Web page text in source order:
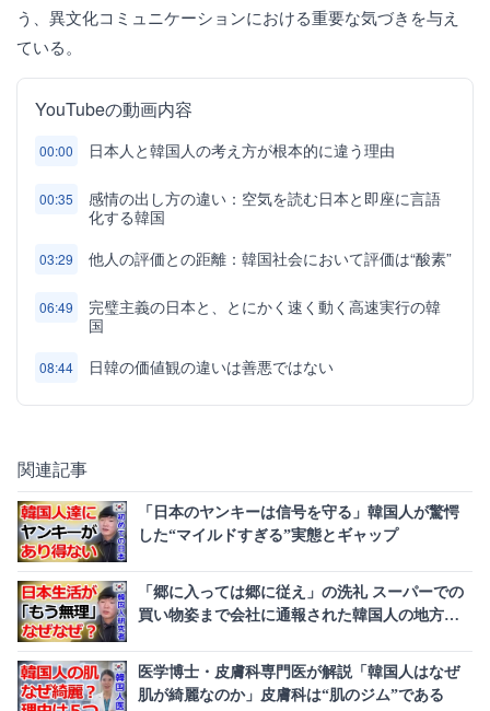
う、異文化コミュニケーションにおける重要な気づきを与え
ている。
YouTubeの動画内容
00:00 日本人と韓国人の考え方が根本的に違う理由
00:35
感情の出し方の違い：空気を読む日本と即座に言語
化する韓国
03:29 他人の評価との距離：韓国社会において評価は“酸素”
06:49
完璧主義の日本と、とにかく速く動く高速実行の韓
国
08:44 日韓の価値観の違いは善悪ではない
関連記事
「日本のヤンキーは信号を守る」韓国人が驚愕
した“マイルドすぎる”実態とギャップ
「郷に入っては郷に従え」の洗礼 スーパーでの
買い物姿まで会社に通報された韓国人の地方生
医学博士・皮膚科専門医が解説「韓国人はなぜ
肌が綺麗なのか」皮膚科は“肌のジム”である